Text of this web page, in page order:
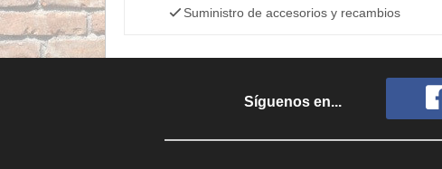
Suministro de accesorios y recambios
Síguenos en...